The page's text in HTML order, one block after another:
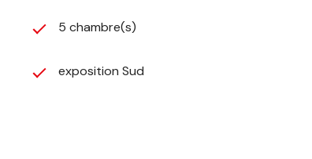
5 chambre(s)
exposition Sud